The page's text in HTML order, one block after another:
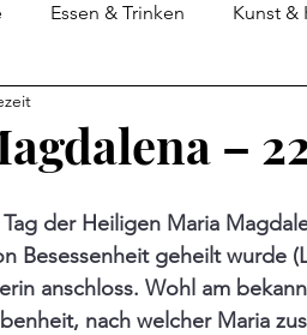
Essen & Trinken Kunst &
–
der Heiligen Maria
Besessenheit geheilt wurde
anschloss. Wohl am
nach welcher Maria